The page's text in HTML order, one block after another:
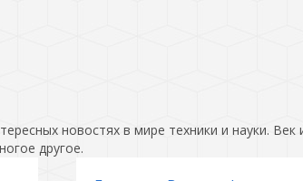
новостях в мире техники и науки.
другое.